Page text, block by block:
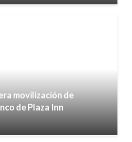
movilización de
de Plaza Inn